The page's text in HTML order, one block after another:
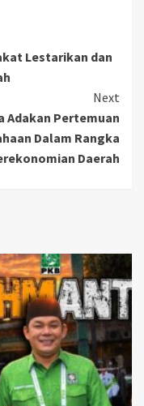
Lestarikan dan
Next
Adakan Pertemuan
Dalam Rangka
Daerah